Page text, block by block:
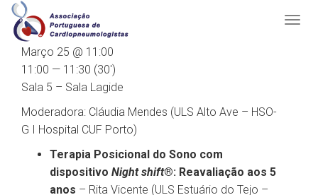
Moderadora: Cláudia Mendes (ULS Alto Ave – HSO-
G I Hospital CUF Porto)
Terapia Posicional do Sono com
dispositivo Night shift®: Reavaliação aos 5
anos – Rita Vicente (ULS Estuário do Tejo –
Março 25 @ 11:00
11:00 — 11:30 (30′)
Sala 5 – Sala Lagide